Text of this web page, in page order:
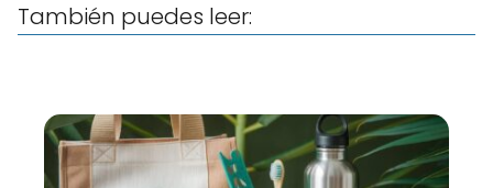
También puedes leer: